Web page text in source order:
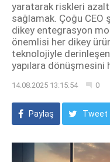
yaratarak riskleri
sağlamak. Çoğu CEO
dikey entegrasyon
önemlisi her dikey
teknolojiyle
yapılara dönüşmesini
14.08.2025 13:15:54 0
Paylaş Tweet